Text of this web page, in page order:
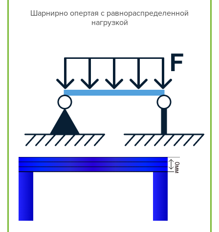
Шарнирно опертая с равнораспределенной
нагрузкой